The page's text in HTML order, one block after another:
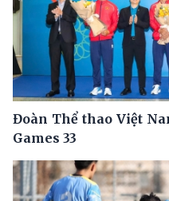
Đoàn Thể thao Việt
Games 33